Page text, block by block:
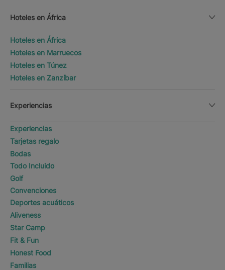
Hoteles en África
Hoteles en África
Hoteles en Marruecos
Hoteles en Túnez
Hoteles en Zanzíbar
Experiencias
Experiencias
Tarjetas regalo
Bodas
Todo Incluido
Golf
Convenciones
Deportes acuáticos
Aliveness
Star Camp
Fit & Fun
Honest Food
Familias